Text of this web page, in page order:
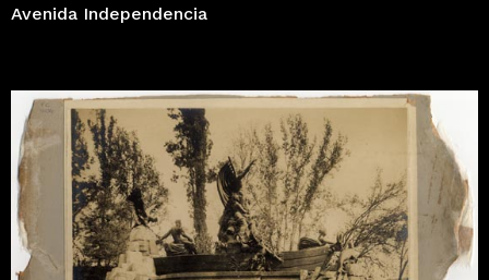
Avenida Independencia